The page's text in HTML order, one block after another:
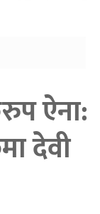
ऐना:
देवी